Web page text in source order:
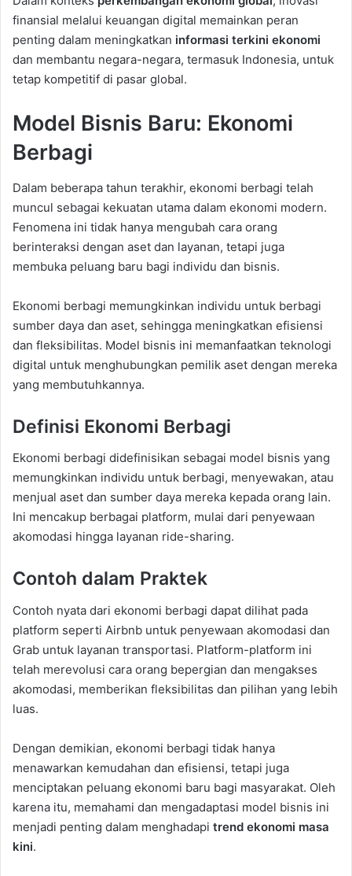
finansial melalui keuangan digital memainkan peran
penting dalam meningkatkan informasi terkini ekonomi
dan membantu negara-negara, termasuk Indonesia, untuk
tetap kompetitif di pasar global.
Model Bisnis Baru: Ekonomi
Berbagi
Dalam beberapa tahun terakhir, ekonomi berbagi telah
muncul sebagai kekuatan utama dalam ekonomi modern.
Fenomena ini tidak hanya mengubah cara orang
berinteraksi dengan aset dan layanan, tetapi juga
membuka peluang baru bagi individu dan bisnis.
Ekonomi berbagi memungkinkan individu untuk berbagi
sumber daya dan aset, sehingga meningkatkan efisiensi
dan fleksibilitas. Model bisnis ini memanfaatkan teknologi
digital untuk menghubungkan pemilik aset dengan mereka
yang membutuhkannya.
Definisi Ekonomi Berbagi
Ekonomi berbagi didefinisikan sebagai model bisnis yang
memungkinkan individu untuk berbagi, menyewakan, atau
menjual aset dan sumber daya mereka kepada orang lain.
Ini mencakup berbagai platform, mulai dari penyewaan
akomodasi hingga layanan ride-sharing.
Contoh dalam Praktek
Contoh nyata dari ekonomi berbagi dapat dilihat pada
platform seperti Airbnb untuk penyewaan akomodasi dan
Grab untuk layanan transportasi. Platform-platform ini
telah merevolusi cara orang bepergian dan mengakses
akomodasi, memberikan fleksibilitas dan pilihan yang lebih
luas.
Dengan demikian, ekonomi berbagi tidak hanya
menawarkan kemudahan dan efisiensi, tetapi juga
menciptakan peluang ekonomi baru bagi masyarakat. Oleh
karena itu, memahami dan mengadaptasi model bisnis ini
menjadi penting dalam menghadapi trend ekonomi masa
kini.